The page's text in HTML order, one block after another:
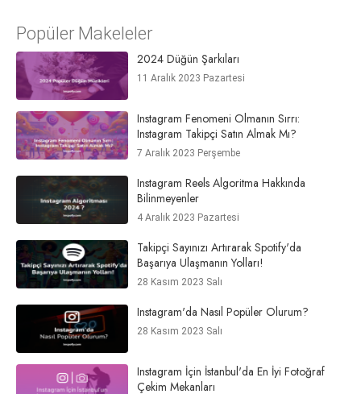
Popüler Makeleler
2024 Düğün Şarkıları
11 Aralık 2023 Pazartesi
Instagram Fenomeni Olmanın Sırrı:
Instagram Takipçi Satın Almak Mı?
7 Aralık 2023 Perşembe
Instagram Reels Algoritma Hakkında
Bilinmeyenler
4 Aralık 2023 Pazartesi
Takipçi Sayınızı Artırarak Spotify'da
Başarıya Ulaşmanın Yolları!
28 Kasım 2023 Salı
Instagram'da Nasıl Popüler Olurum?
28 Kasım 2023 Salı
Instagram İçin İstanbul'da En İyi Fotoğraf
Çekim Mekanları